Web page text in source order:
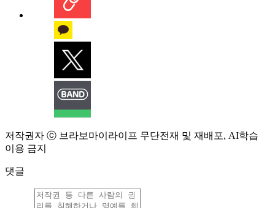
저작권자 ⓒ 브라보마이라이프 무단전재 및 재배포, AI학습
이용 금지
댓글